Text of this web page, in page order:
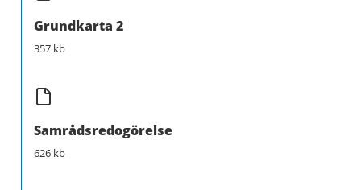
Grundkarta 2
357 kb
Samrådsredogörelse
626 kb